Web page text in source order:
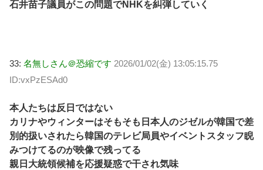
石井苗子議員がこの問題でNHKを糾弾していく
33: 名無しさん＠恐縮です 2026/01/02(金) 13:05:15.75
ID:vxPzESAd0
本人たちは反日ではない
カリナやウィンターはそもそも日本人のジゼルが韓国で差
別的扱いされたら韓国のテレビ局員やイベントスタッフ睨
みつけてるのが映像で残ってる
親日大統領候補を応援疑惑で干され気味